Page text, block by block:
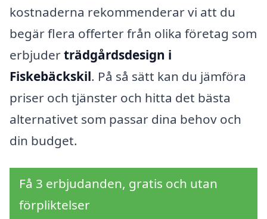
kostnaderna rekommenderar vi att du
begär flera offerter från olika företag som
erbjuderträdgårdsdesign i
Fiskebäckskil. På så sätt kan du jämföra
priser och tjänster och hitta det bästa
alternativet som passar dina behov och
din budget.
Få 3 erbjudanden, gratis och utan
förpliktelser